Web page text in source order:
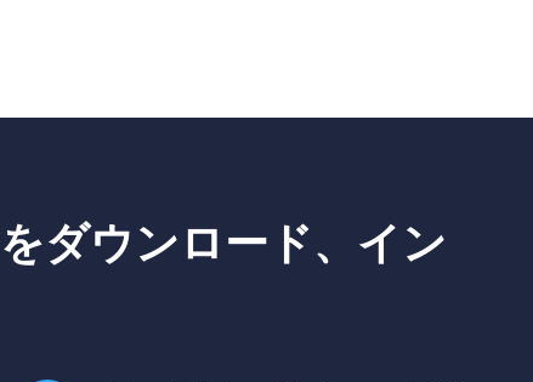
ダウンロード、イン